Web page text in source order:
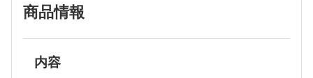
5-1：大動脈縮窄
5-2：大動脈縮窄複合
7-2：Fallot四徴症②
7-3：Fallot四徴症/肺動脈閉鎖
商品情報
内容